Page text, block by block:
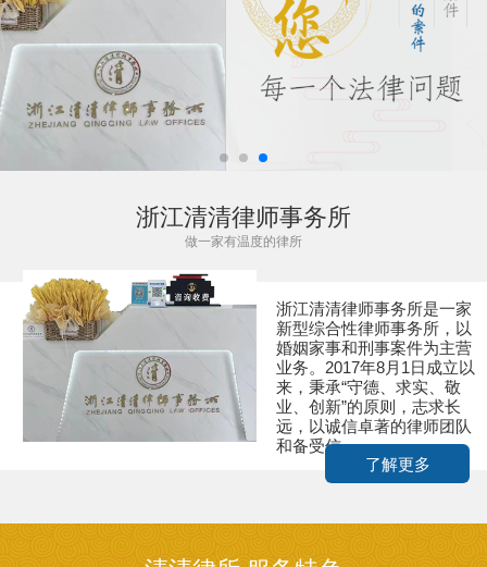
浙江清清律师事务所
做一家有温度的律所
浙江清清律师事务所是一家
新型综合性律师事务所，以
婚姻家事和刑事案件为主营
业务。2017年8月1日成立以
来，秉承“守德、求实、敬
业、创新”的原则，志求长
远，以诚信卓著的律师团队
和备受信...
了解更多